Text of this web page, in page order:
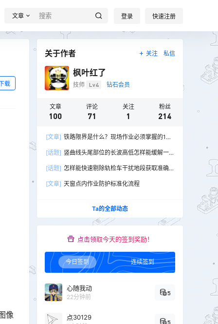
文章 登录 快速注册
载
像
关于作者 关注 私信
枫叶红了
技师 Lv4 钻石会员
文章
100
评论
71
关注
1
粉丝
214
[文章] 铁路限界是什么？现场作业必须掌握的10
[话题] 竖曲线头尾部位的长波高低怎样能缓解一
[话题] 怎样能快速剔除轨检车干扰地段获取准确
[文章] 天窗点内作业防护标准化流程
Ta的全部动态
点击领取今天的签到奖励！
今日签到 连续签到
心随我动
22分钟前
5
点30129
5